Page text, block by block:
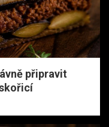
připravit